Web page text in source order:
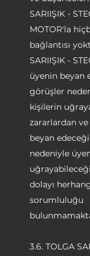
SARIIŞIK -
MOTOR'la
bağlantısı
SARIIŞIK -
üyenin beyan
görüşler
kişilerin
zararlardan
beyan
nedeniyle
dolayı
sorumluluğu
3.6. TOLGA